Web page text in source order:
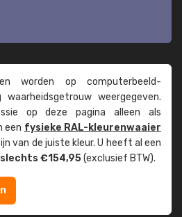
worden op computer­beeld­
weer­gegeven.
op deze pagina alleen als
een fysieke RAL-kleuren­waaier
van de juiste kleur. U heeft al een
slechts €154,95(exclusief BTW).